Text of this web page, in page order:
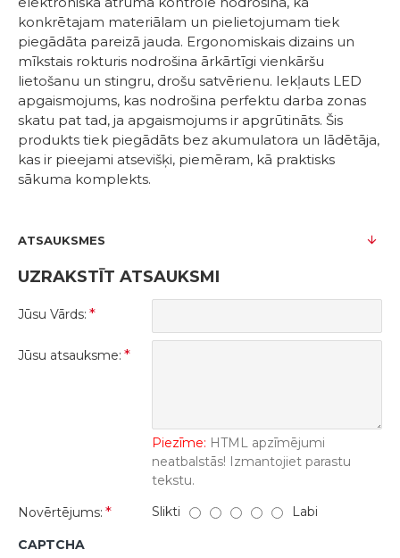
konkrētajam materiālam un pielietojumam tiek
piegādāta pareizā jauda. Ergonomiskais dizains un
mīkstais rokturis nodrošina ārkārtīgi vienkāršu
lietošanu un stingru, drošu satvērienu. Iekļauts LED
apgaismojums, kas nodrošina perfektu darba zonas
skatu pat tad, ja apgaismojums ir apgrūtināts. Šis
produkts tiek piegādāts bez akumulatora un lādētāja,
kas ir pieejami atsevišķi, piemēram, kā praktisks
sākuma komplekts.
ATSAUKSMES
UZRAKSTĪT ATSAUKSMI
Jūsu Vārds:
Jūsu atsauksme:
Piezīme: HTML apzīmējumi
neatbalstās! Izmantojiet parastu
tekstu.
Novērtējums:
Slikti Labi
CAPTCHA